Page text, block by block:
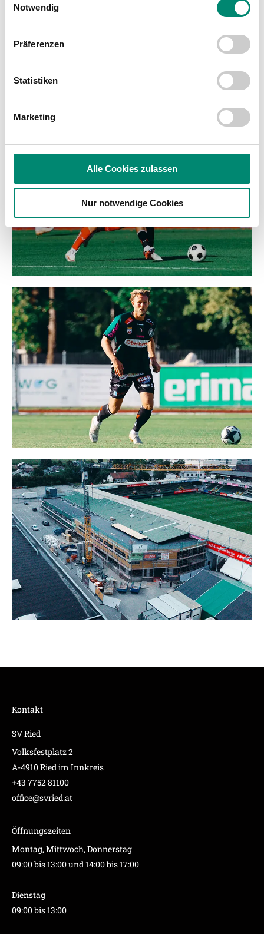
Trigger Symbol ändern oder widerrufen
Erfahren Sie mehr darüber, wie Ihre persönlichen Daten
verarbeitet werden, und legen Sie Ihre Präferenzen im
Wir verwenden Cookies, um Inhalte und Anzeigen zu
zu können und die Zugriffe auf unsere Website zu
Verwendung unserer Website an unsere Partner für
Partner führen diese Informationen möglicherweise mit
weiteren Daten zusammen, die Sie ihnen bereitgestellt
haben oder die sie im Rahmen Ihrer Nutzung der Dienste
gesammelt haben.
Weitere Details, insbesondere zu Speicherdauer und
Empfänger entnehmen Sie unserer
Datenschutzerklärung.
Notwendig
Präferenzen
Statistiken
Marketing
Alle Cookies zulassen
Nur notwendige Cookies
Kontakt
SV Ried
Volksfestplatz 2
A-4910 Ried im Innkreis
+43 7752 81100
office@svried.at
Öffnungszeiten
Montag, Mittwoch, Donnerstag
09:00 bis 13:00 und 14:00 bis 17:00
Dienstag
09:00 bis 13:00